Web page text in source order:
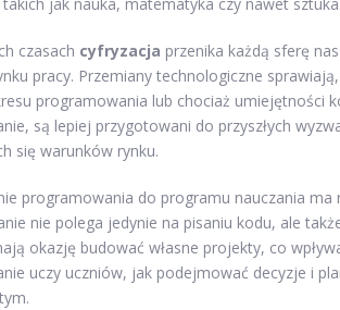
takich jak nauka, matematyka czy nawet sztuka.
czasach cyfryzacja przenika każdą sferę
pracy. Przemiany technologiczne
programowania lub chociaż umiejętności
są lepiej przygotowani do przyszłych
się warunków rynku.
programowania do programu nauczania
nie polega jedynie na pisaniu kodu, ale
okazję budować własne projekty, co
uczy uczniów, jak podejmować decyzje i